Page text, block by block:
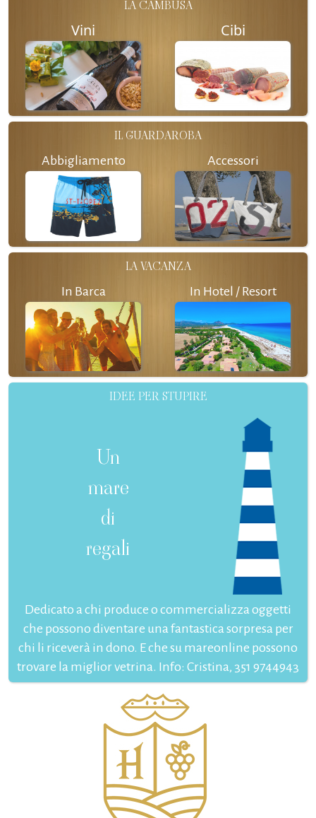
LA CAMBUSA
Vini Cibi
IL GUARDAROBA
Abbigliamento Accessori
LA VACANZA
In Barca In Hotel / Resort
IDEE PER STUPIRE
Un
mare
di
regali
Dedicato a chi produce o commercializza oggetti
che possono diventare una fantastica sorpresa per
chi li riceverà in dono. E che su mareonline possono
trovare la miglior vetrina. Info: Cristina, 351 9744943